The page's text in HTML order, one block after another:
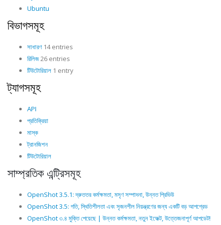
Ubuntu
বিভাগসমূহ
সাধারণ 14 entries
রিলিজ26 entries
টিউটোরিয়াল 1 entry
ট্যাগসমূহ
API
প্রতিক্রিয়া
মাস্ক
ট্রানজিশন
টিউটোরিয়াল
সাম্প্রতিক এন্ট্রিসমূহ
OpenShot 3.5.1: দ্রুততর কর্মক্ষমতা, মসৃণ সম্পাদনা, উন্নত প্রিভিউ
OpenShot 3.5: গতি, স্থিতিশীলতা এবং সৃজনশীল নিয়ন্ত্রণের জন্য একটি বড় আপগ্রেড
OpenShot ৩.৪ মুক্তি পেয়েছে | উন্নত কর্মক্ষমতা, নতুন ইফেক্ট, উত্তেজনাপূর্ণ আপডেট!